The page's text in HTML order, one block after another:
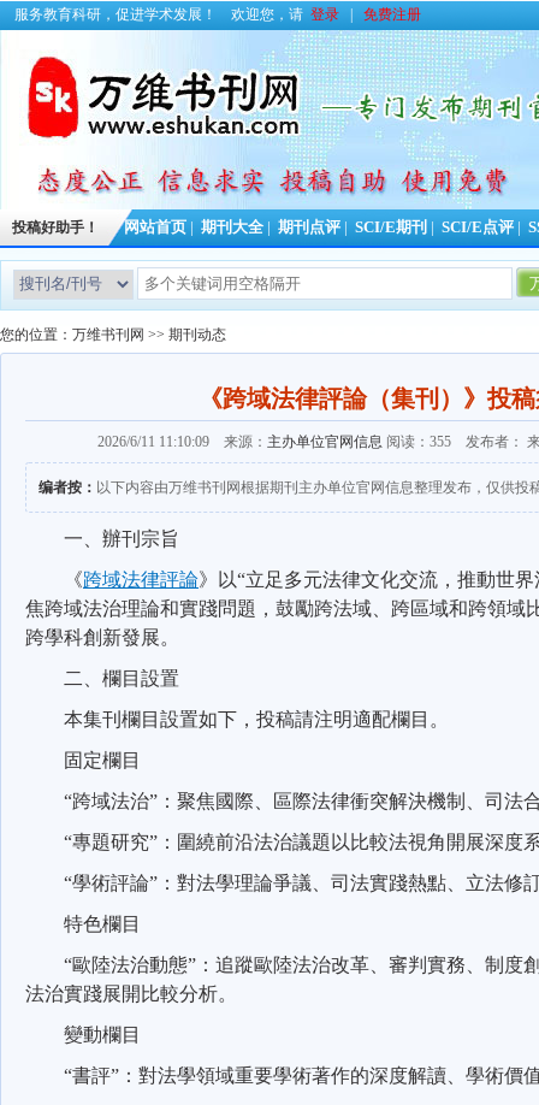
服务教育科研，促进学术发展！ 欢迎您，请 登录 免费注册
投稿好助手！ 网站首页 期刊大全 期刊点评 SCI/E期刊 SCI/E点评
您的位置： 万维书刊网 >> 期刊动态
《跨域法律評論（集刊）》投
2026/6/11 11:10:09 来源： 主办单位官网信息 阅读：355 发布者：
编者按： 以下内容由万维书刊网根据期刊主办单位官网信息整理发布，仅供投
一、辦刊宗旨
《跨域法律評論》以“立足多元法律文化交流，推動世
焦跨域法治理論和實踐問題，鼓勵跨法域、跨區域和跨領域
跨學科創新發展。
二、欄目設置
本集刊欄目設置如下，投稿請注明適配欄目。
固定欄目
“跨域法治” ：聚焦國際、區際法律衝突解決機制、司法
“專題研究” ：圍繞前沿法治議題以比較法視角開展深度
“學術評論” ：對法學理論爭議、司法實踐熱點、立法修
特色欄目
“歐陸法治動態” ：追蹤歐陸法治改革、審判實務、制度
法治實踐展開比較分析。
變動欄目
“書評” ：對法學領域重要學術著作的深度解讀、學術價